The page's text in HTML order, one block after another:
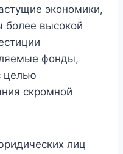
экономики,
более высокой
фонды,
целью
скромной
лиц